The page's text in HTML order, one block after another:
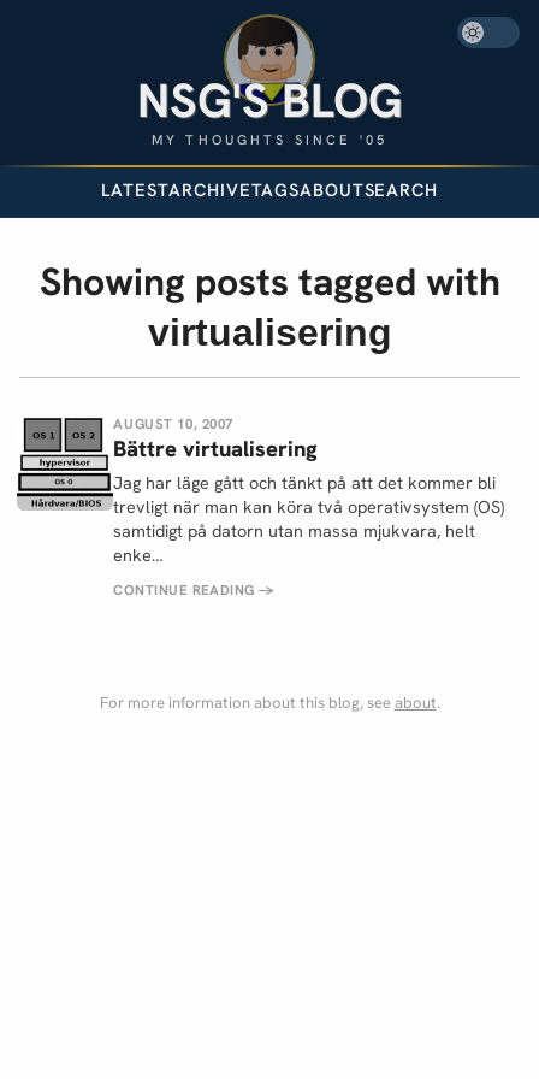
NSG'S BLOG
MY THOUGHTS SINCE '05
LATESTARCHIVETAGSABOUTSEARCH
Showing posts tagged with
virtualisering
AUGUST 10, 2007
Bättre virtualisering
Jag har läge gått och tänkt på att det kommer bli
trevligt när man kan köra två operativsystem (OS)
samtidigt på datorn utan massa mjukvara, helt
enke…
CONTINUE READING→
For more information about this blog, seeabout.